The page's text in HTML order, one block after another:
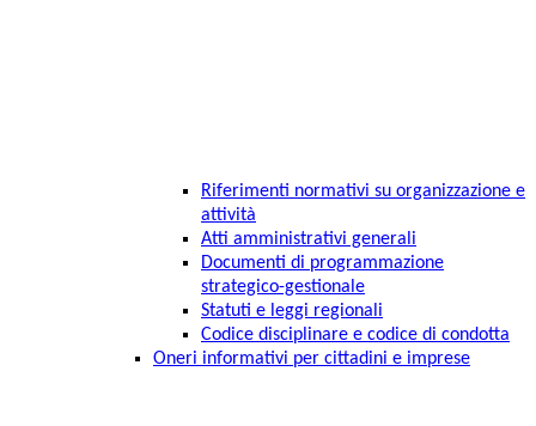
Riferimenti normativi su organizzazione e
attività
Atti amministrativi generali
Documenti di programmazione
strategico-gestionale
Statuti e leggi regionali
Codice disciplinare e codice di condotta
Oneri informativi per cittadini e imprese